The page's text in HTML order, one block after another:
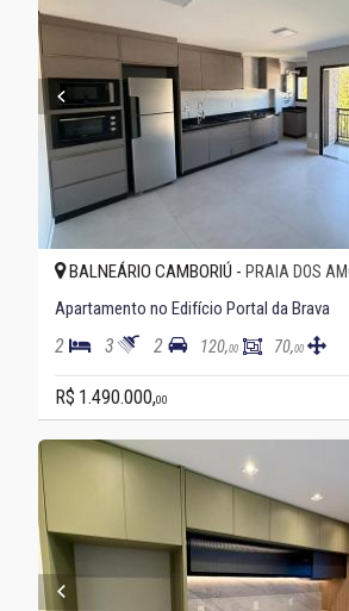
BALNEÁRIO CAMBORIÚ - PRAIA DOS
Apartamento no Edifício Portal da Brava
2 3 2 120,00 70,00
R$ 1.490.000,00